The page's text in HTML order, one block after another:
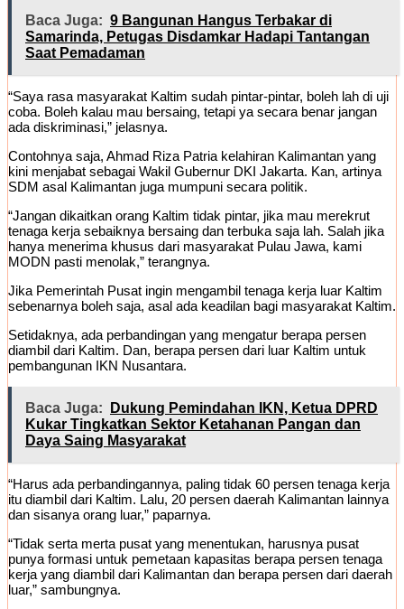
Baca Juga: 9 Bangunan Hangus Terbakar di
Samarinda, Petugas Disdamkar Hadapi Tantangan
Saat Pemadaman
“Saya rasa masyarakat Kaltim sudah pintar-pintar, boleh lah di uji
coba. Boleh kalau mau bersaing, tetapi ya secara benar jangan
ada diskriminasi,” jelasnya.
Contohnya saja, Ahmad Riza Patria kelahiran Kalimantan yang
kini menjabat sebagai Wakil Gubernur DKI Jakarta. Kan, artinya
SDM asal Kalimantan juga mumpuni secara politik.
“Jangan dikaitkan orang Kaltim tidak pintar, jika mau merekrut
tenaga kerja sebaiknya bersaing dan terbuka saja lah. Salah jika
hanya menerima khusus dari masyarakat Pulau Jawa, kami
MODN pasti menolak,” terangnya.
Jika Pemerintah Pusat ingin mengambil tenaga kerja luar Kaltim
sebenarnya boleh saja, asal ada keadilan bagi masyarakat Kaltim.
Setidaknya, ada perbandingan yang mengatur berapa persen
diambil dari Kaltim. Dan, berapa persen dari luar Kaltim untuk
pembangunan IKN Nusantara.
Baca Juga:
Dukung Pemindahan IKN, Ketua DPRD
Kukar Tingkatkan Sektor Ketahanan Pangan dan
Daya Saing Masyarakat
“Harus ada perbandingannya, paling tidak 60 persen tenaga kerja
itu diambil dari Kaltim. Lalu, 20 persen daerah Kalimantan lainnya
dan sisanya orang luar,” paparnya.
“Tidak serta merta pusat yang menentukan, harusnya pusat
punya formasi untuk pemetaan kapasitas berapa persen tenaga
kerja yang diambil dari Kalimantan dan berapa persen dari daerah
luar,” sambungnya.